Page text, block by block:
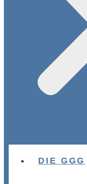
DIE GGG